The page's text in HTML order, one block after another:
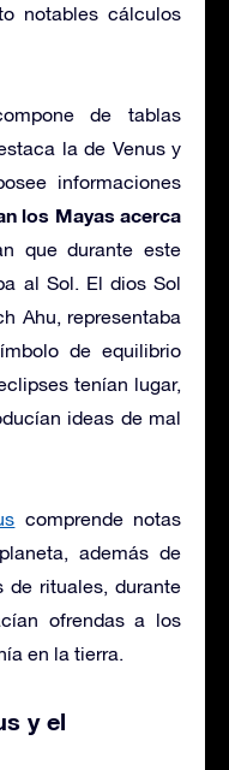
notables cálculos
de tablas
la de Venus y
informaciones
los Mayas acerca
que durante este
al Sol. El dios Sol
Ahu, representaba
de equilibrio
tenían lugar,
ideas de mal
comprende notas
además de
de rituales, durante
ofrendas a los
en la tierra.
y el